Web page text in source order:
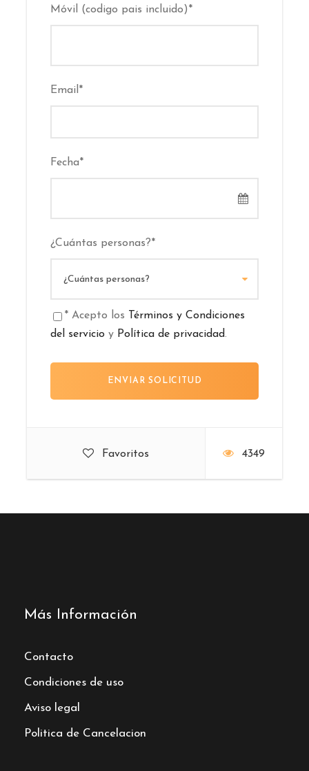
Móvil (codigo pais incluido)*
Email*
Fecha*
¿Cuántas personas?*
* Acepto los Términos y Condiciones
del servicio y Política de privacidad.
Favoritos 4349
Más Información
Contacto
Condiciones de uso
Aviso legal
Politica de Cancelacion